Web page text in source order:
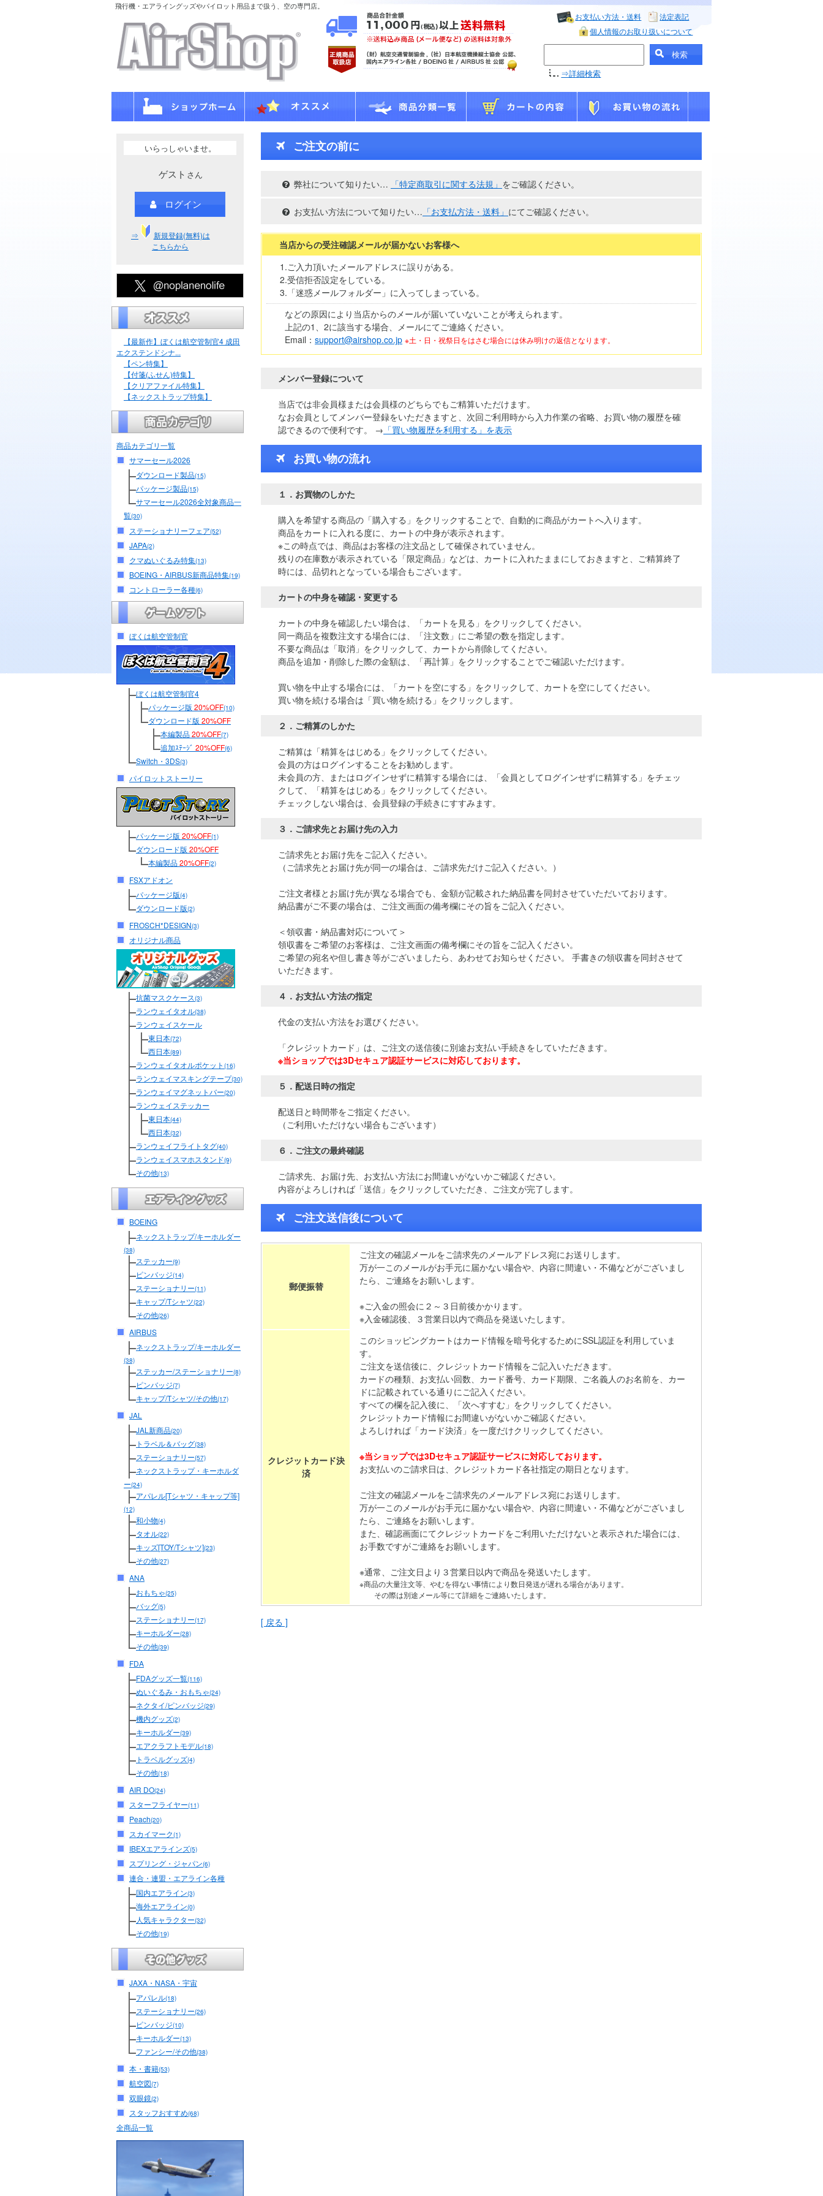
飛行機・エアライングッズやパイロット用品まで扱う、空の専門店。
お支払い方法・送料
法定表記
個人情報のお取り扱いについて
⇒詳細検索
いらっしゃいませ。
ゲスト さん
ログイン
⇒
新規登録(無料)は
こちらから
【最新作】ぼくは航空管制官4 成田
エクステンドシナ...
【ペン特集】
【付箋(ふせん)特集】
【クリアファイル特集】
【ネックストラップ特集】
商品カテゴリ一覧
サマーセール2026
ダウンロード製品(15)
パッケージ製品(15)
サマーセール2026全対象商品一
覧(30)
ステーショナリーフェア(52)
JAPA(2)
クマぬいぐるみ特集(13)
BOEING・AIRBUS新商品特集(19)
コントローラー各種(6)
ぼくは航空管制官
ぼくは航空管制官4
パッケージ版 20%OFF(10)
ダウンロード版 20%OFF
本編製品20%OFF(7)
追加ｽﾃｰｼﾞ 20%OFF(6)
Switch・3DS(3)
パイロットストーリー
パッケージ版 20%OFF(1)
ダウンロード版 20%OFF
本編製品20%OFF(2)
FSXアドオン
パッケージ版(4)
ダウンロード版(2)
FROSCH*DESIGN(3)
オリジナル商品
抗菌マスクケース(3)
ランウェイタオル(38)
ランウェイスケール
東日本(72)
西日本(89)
ランウェイタオルポケット (16)
ランウェイマスキングテープ(30)
ランウェイマグネットバー(20)
ランウェイステッカー
東日本(44)
西日本(32)
ランウェイフライトタグ(40)
ランウェイスマホスタンド(9)
その他(13)
BOEING
ネックストラップ/キーホルダー
(38)
ステッカー(9)
ピンバッジ(14)
ステーショナリー(11)
キャップ/Tシャツ(22)
その他(26)
AIRBUS
ネックストラップ/キーホルダー
(38)
ステッカー/ステーショナリー(8)
ピンバッジ(7)
キャップ/Tシャツ/その他(17)
JAL
JAL新商品(20)
トラベル＆バッグ(38)
ステーショナリー(57)
ネックストラップ・キーホルダ
ー(24)
アパレル[Tシャツ・キャップ等]
(12)
和小物(4)
タオル(22)
キッズ[TOY/Tシャツ](23)
その他(27)
ANA
おもちゃ(25)
バッグ(5)
ステーショナリー(17)
キーホルダー(28)
その他(39)
FDA
FDAグッズ一覧(116)
ぬいぐるみ・おもちゃ(24)
ネクタイ/ピンバッジ(29)
機内グッズ(2)
キーホルダー(39)
エアクラフトモデル(18)
トラベルグッズ(4)
その他(18)
AIR DO(24)
スターフライヤー(11)
Peach(20)
スカイマーク(1)
IBEXエアラインズ(5)
スプリング・ジャパン(6)
連合・連盟・エアライン各種
国内エアライン(3)
海外エアライン(0)
人気キャラクター(32)
その他(19)
JAXA・NASA・宇宙
アパレル(18)
ステーショナリー(26)
ピンバッジ(10)
キーホルダー(13)
ファンシー/その他(38)
本・書籍(53)
航空図(7)
双眼鏡(2)
スタッフおすすめ(68)
全商品一覧
ご注文の前に
弊社について知りたい… 「特定商取引に関する法規」 をご確認ください。
お支払い方法について知りたい… 「お支払方法・送料」 にてご確認ください。
当店からの受注確認メールが届かないお客様へ
1.ご入力頂いたメールアドレスに誤りがある。
2.受信拒否設定をしている。
3.「迷惑メールフォルダー」に入ってしまっている。
などの原因により当店からのメールが届いていないことが考えられます。
上記の1、2に該当する場合、メールにてご連絡ください。
Email： support@airshop.co.jp ※土・日・祝祭日をはさむ場合には休み明けの返信となります。
メンバー登録について
当店では非会員様または会員様のどちらでもご精算いただけます。
なお会員としてメンバー登録をいただきますと、次回ご利用時から入力作業の省略、お買い物の履歴を確
認できるので便利です。 → 「買い物履歴を利用する」を表示
お買い物の流れ
１．お買物のしかた
購入を希望する商品の「購入する」をクリックすることで、自動的に商品がカートへ入ります。
商品をカートに入れる度に、カートの中身が表示されます。
※この時点では、商品はお客様の注文品として確保されていません。
残りの在庫数が表示されている「限定商品」などは、カートに入れたままにしておきますと、ご精算終了
時には、品切れとなっている場合もございます。
カートの中身を確認・変更する
カートの中身を確認したい場合は、「カートを見る」をクリックしてください。
同一商品を複数注文する場合には、「注文数」にご希望の数を指定します。
不要な商品は「取消」をクリックして、カートから削除してください。
商品を追加・削除した際の金額は、「再計算」をクリックすることでご確認いただけます。
買い物を中止する場合には、「カートを空にする」をクリックして、カートを空にしてください。
買い物を続ける場合は「買い物を続ける」をクリックします。
２．ご精算のしかた
ご精算は「精算をはじめる」をクリックしてください。
会員の方はログインすることをお勧めします。
未会員の方、またはログインせずに精算する場合には、「会員としてログインせずに精算する」をチェッ
クして、「精算をはじめる」をクリックしてください。
チェックしない場合は、会員登録の手続きにすすみます。
３．ご請求先とお届け先の入力
ご請求先とお届け先をご記入ください。
（ご請求先とお届け先が同一の場合は、ご請求先だけご記入ください。）
ご注文者様とお届け先が異なる場合でも、金額が記載された納品書を同封させていただいております。
納品書がご不要の場合は、ご注文画面の備考欄にその旨をご記入ください。
＜領収書・納品書対応について＞
領収書をご希望のお客様は、ご注文画面の備考欄にその旨をご記入ください。
ご希望の宛名や但し書き等がございましたら、あわせてお知らせください。 手書きの領収書を同封させて
いただきます。
４．お支払い方法の指定
代金の支払い方法をお選びください。
「クレジットカード」は、ご注文の送信後に別途お支払い手続きをしていただきます。
※当ショップでは3Dセキュア認証サービスに対応しております。
５．配送日時の指定
配送日と時間帯をご指定ください。
（ご利用いただけない場合もございます）
６．ご注文の最終確認
ご請求先、お届け先、お支払い方法にお間違いがないかご確認ください。
内容がよろしければ「送信」をクリックしていただき、ご注文が完了します。
ご注文送信後について
郵便振替
ご注文の確認メールをご請求先のメールアドレス宛にお送りします。
万が一このメールがお手元に届かない場合や、内容に間違い・不備などがございまし
たら、ご連絡をお願いします。
※ご入金の照会に２～３日前後かかります。
※入金確認後、３営業日以内で商品を発送いたします。
クレジットカード決
済
このショッピングカートはカード情報を暗号化するためにSSL認証を利用していま
す。
ご注文を送信後に、クレジットカード情報をご記入いただきます。
カードの種類、お支払い回数、カード番号、カード期限、ご名義人のお名前を、カー
ドに記載されている通りにご記入ください。
すべての欄を記入後に、「次へすすむ」をクリックしてください。
クレジットカード情報にお間違いがないかご確認ください。
よろしければ「カード決済」を一度だけクリックしてください。
※当ショップでは3Dセキュア認証サービスに対応しております。
お支払いのご請求日は、クレジットカード各社指定の期日となります。
ご注文の確認メールをご請求先のメールアドレス宛にお送りします。
万が一このメールがお手元に届かない場合や、内容に間違い・不備などがございまし
たら、ご連絡をお願いします。
また、確認画面にてクレジットカードをご利用いただけないと表示された場合には、
お手数ですがご連絡をお願いします。
※通常、ご注文日より３営業日以内で商品を発送いたします。
※商品の大量注文等、やむを得ない事情により数日発送が遅れる場合があります。
その際は別途メール等にて詳細をご連絡いたします。
[ 戻る ]